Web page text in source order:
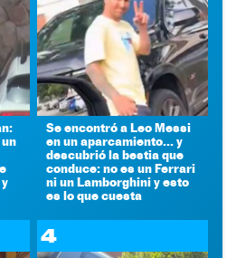
Se encontró a Leo Messi
en un aparcamiento... y
descubrió la bestia que
conduce: no es un Ferrari
ni un Lamborghini y esto
es lo que cuesta
4